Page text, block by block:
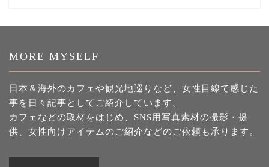
MORE MYSELF
日本＆海外のカフェや観光地巡りなど、女性目線で感じた
事を日々記事としてご紹介しています。
カフェなどの取材をはじめ、SNS用写真素材の撮影・提
供、女性向けアイテムのご紹介などのご依頼も承ります。